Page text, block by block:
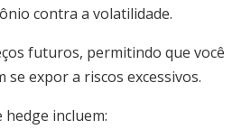
contra a volatilidade.
futuros, permitindo que você
se expor a riscos excessivos.
hedge incluem: